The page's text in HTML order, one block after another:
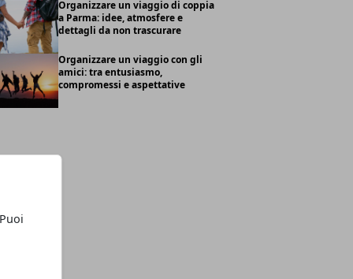
Organizzare un viaggio di coppia
a Parma: idee, atmosfere e
dettagli da non trascurare
Organizzare un viaggio con gli
amici: tra entusiasmo,
compromessi e aspettative